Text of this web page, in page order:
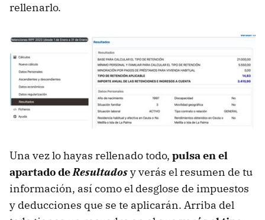
rellenarlo.
Una vez lo hayas rellenado todo, pulsa en el
apartado deResultadosy verás el resumen de tu
información, así como el desglose de impuestos
y deducciones que se te aplicarán. Arriba del